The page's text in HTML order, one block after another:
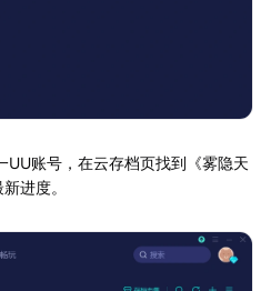
UU账号，在云存档页找到《雾隐天
进度。